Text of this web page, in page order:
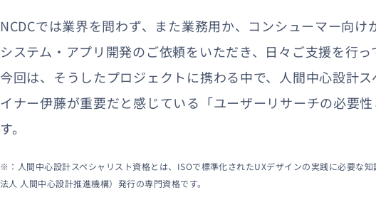
NCDCでは業界を問わず、また業務用か、コンシューマー向
システム・アプリ開発のご依頼をいただき、日々ご支援を行っ
今回は、そうしたプロジェクトに携わる中で、人間中心設計ス
イナー伊藤が重要だと感じている「ユーザーリサーチの必要
す。
※：人間中心設計スペシャリスト資格とは、ISOで標準化されたUXデザインの実践に必要な
法人 人間中心設計推進機構）発行の専門資格です。